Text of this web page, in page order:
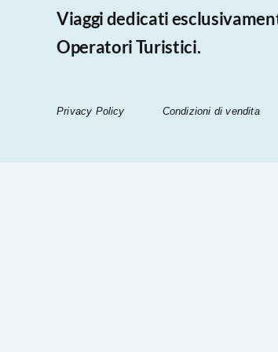
Viaggi dedicati
Operatori Turistici.
Privacy Policy Condizioni di vendita